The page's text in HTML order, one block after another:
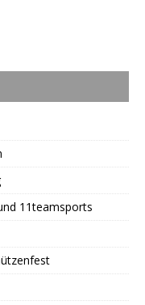
11teamsports